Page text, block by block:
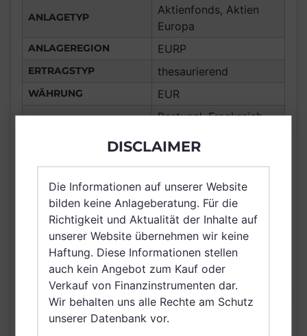
ANLAGETYP
Aktienfonds, Aktien
Europa
ANLAGEREGION EURP
ERTRAGSTYP thesaurierend
WÄHRUNG EUR
VERTRIEBSZULASSUNG
Portugal, Frankreich,
Italien, Luxemburg,
Österreich, Schweiz,
Finnland, Schweden,
Netherlands (Kingdom
of the), Singapur
AUSGABEAUFSCHLAG N/A
MAX. LAUFENDE
KOSTEN
1,50%
Risikoeinstufung laut Anbieter (KID)
DISCLAIMER
Die Informationen auf unserer Website
bilden keine Anlageberatung. Für die
Richtigkeit und Aktualität der Inhalte auf
unserer Website übernehmen wir keine
Haftung. Diese Informationen stellen
auch kein Angebot zum Kauf oder
Verkauf von Finanzinstrumenten dar.
Wir behalten uns alle Rechte am Schutz
unserer Datenbank vor.